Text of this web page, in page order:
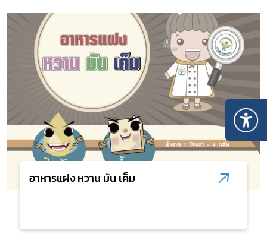
อาหารแฝง หวาน มัน เค็ม